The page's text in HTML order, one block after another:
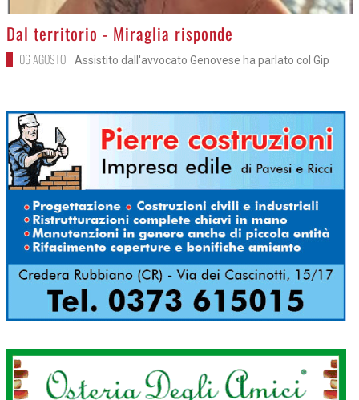
>
Dal territorio - Miraglia risponde
06 AGOSTO Assistito dall'avvocato Genovese ha parlato col Gip